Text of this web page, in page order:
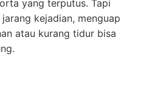
yang terputus. Tapi
kejadian, menguap
atau kurang tidur bisa